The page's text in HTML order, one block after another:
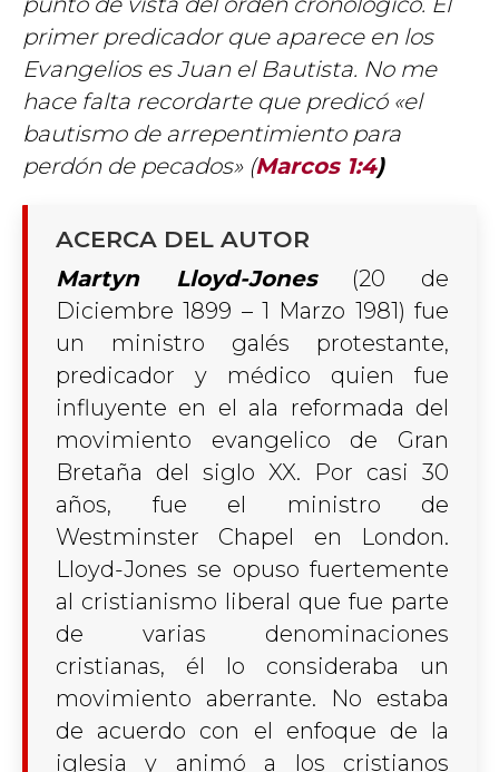
primer predicador que aparece en los
Evangelios es Juan el Bautista. No me
hace falta recordarte que predicó «el
bautismo de arrepentimiento para
perdón de pecados» (Marcos 1:4)
ACERCA DEL AUTOR
Martyn Lloyd-Jones(20 de
Diciembre 1899 – 1 Marzo 1981) fue
un ministro galés protestante,
predicador y médico quien fue
influyente en el ala reformada del
movimiento evangelico de Gran
Bretaña del siglo XX. Por casi 30
años, fue el ministro de
Westminster Chapel en London.
Lloyd-Jones se opuso fuertemente
al cristianismo liberal que fue parte
de varias denominaciones
cristianas, él lo consideraba un
movimiento aberrante. No estaba
de acuerdo con el enfoque de la
iglesia y animó a los cristianos